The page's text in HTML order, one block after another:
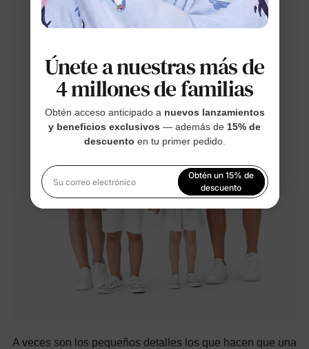
A veces son los pequeños detalles los que hacen que una
Únete a nuestras más de
4 millones de familias
Obtén acceso anticipado a nuevos lanzamientos
y beneficios exclusivos — además de 15% de
descuento en tu primer pedido.
Su correo electrónico
Obtén un 15% de
descuento
Al registrarte, aceptas nuestra Política de privacidad